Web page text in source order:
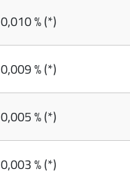
0,010 % (*)
0,009 % (*)
0,005 % (*)
0,003 % (*)